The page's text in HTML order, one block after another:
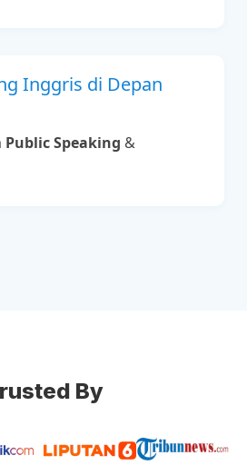
Inggris di Depan
Public Speaking &
By